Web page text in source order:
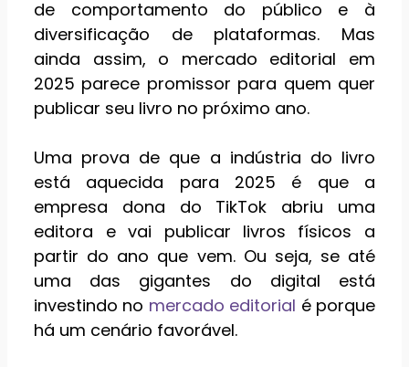
de comportamento do público e à
diversificação de plataformas. Mas
ainda assim, o mercado editorial em
2025 parece promissor para quem quer
publicar seu livro no próximo ano.
Uma prova de que a indústria do livro
está aquecida para 2025 é que a
empresa dona do TikTok abriu uma
editora e vai publicar livros físicos a
partir do ano que vem. Ou seja, se até
uma das gigantes do digital está
investindo no mercado editorial é porque
há um cenário favorável.